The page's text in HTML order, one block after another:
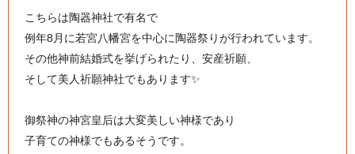
こちらは陶器神社で有名で
例年8月に若宮八幡宮を中心に陶器祭りが行われています。
その他神前結婚式を挙げられたり、安産祈願、
そして美人祈願神社でもあります✨
御祭神の神宮皇后は大変美しい神様であり
子育ての神様でもあるそうです。